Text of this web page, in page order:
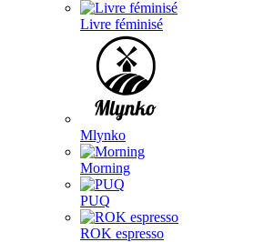
Livre féminisé
Mlynko
Morning
PUQ
ROK espresso